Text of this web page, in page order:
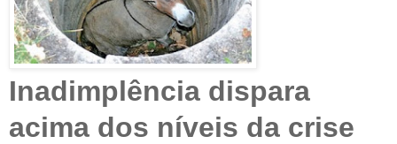
Inadimplência dispara
acima dos níveis da crise